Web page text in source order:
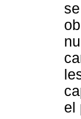
el